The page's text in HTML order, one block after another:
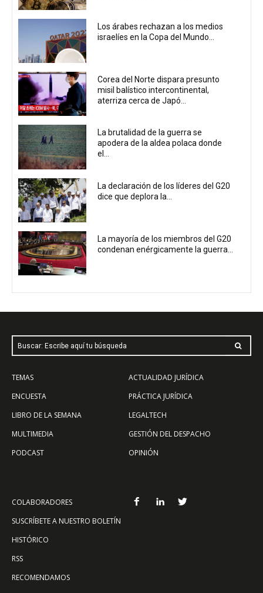
Los árabes rechazan a los medios
israelíes en la Copa del Mundo...
Corea del Norte dispara presunto
misil balístico intercontinental,
aterriza cerca de Japó...
La brutalidad de la guerra se
apodera de la aldea polaca donde
el...
La declaración de los líderes del G20
dice que deplora la...
La mayoría de los miembros del G20
condenan enérgicamente la guerra...
Buscar: Escribe aquí tu búsqueda
TEMAS
ENCUESTA
LIBRO DE LA SEMANA
MULTIMEDIA
PODCAST
ACTUALIDAD JURÍDICA
PRÁCTICA JURÍDICA
LEGALTECH
GESTIÓN DEL DESPACHO
OPINIÓN
COLABORADORES
SUSCRÍBETE A NUESTRO BOLETÍN
HISTÓRICO
RSS
RECOMENDAMOS